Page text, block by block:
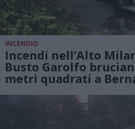
INCENDIO
Incendi nell’Alto
Busto Garolfo
metri quadrati a